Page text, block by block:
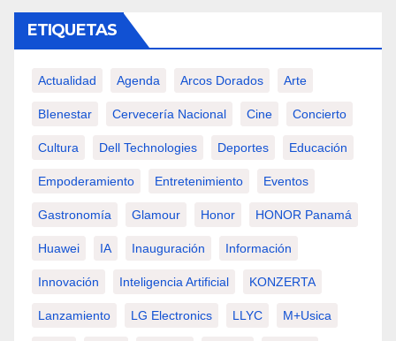
ETIQUETAS
Actualidad Agenda Arcos Dorados Arte
BIenestar Cervecería Nacional Cine Concierto
Cultura Dell Technologies Deportes Educación
Empoderamiento Entretenimiento Eventos
Gastronomía Glamour Honor HONOR Panamá
Huawei IA Inauguración Información
Innovación Inteligencia Artificial KONZERTA
Lanzamiento LG Electronics LLYC M+usica